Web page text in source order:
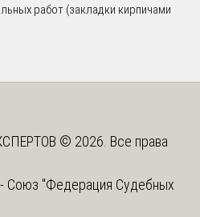
работ (закладки кирпичами
© 2026. Все права
Союз "Федерация Судебных